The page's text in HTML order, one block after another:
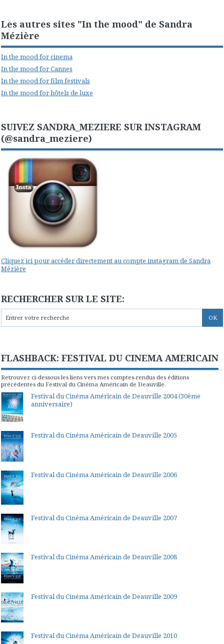
Les autres sites "In the mood" de Sandra
Mézière
In the mood for cinema
In the mood for Cannes
In the mood for film festivals
In the mood for hôtels de luxe
SUIVEZ SANDRA_MEZIERE SUR INSTAGRAM
(@sandra_meziere)
Cliquez ici pour accéder directement au compte instagram de Sandra
Mézière
RECHERCHER SUR LE SITE:
FLASHBACK: FESTIVAL DU CINEMA AMERICAIN
Retrouvez ci-dessous les liens vers mes comptes-rendus des éditions
précédentes du Festival du Cinéma Américain de Deauville.
Festival du Cinéma Américain de Deauville 2004 (30ème
anniversaire)
Festival du Cinéma Américain de Deauville 2005
Festival du Cinéma Américain de Deauville 2006
Festival du Cinéma Américain de Deauville 2007
Festival du Cinéma Américain de Deauville 2008
Festival du Cinéma Américain de Deauville 2009
Festival du Cinéma Américain de Deauville 2010